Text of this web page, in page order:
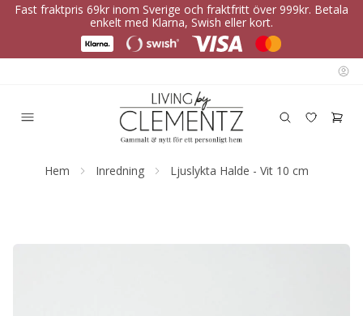
Fast fraktpris 69kr inom Sverige och fraktfritt över 999kr. Betala
enkelt med Klarna, Swish eller kort.
Hem Inredning Ljuslykta Halde - Vit 10 cm